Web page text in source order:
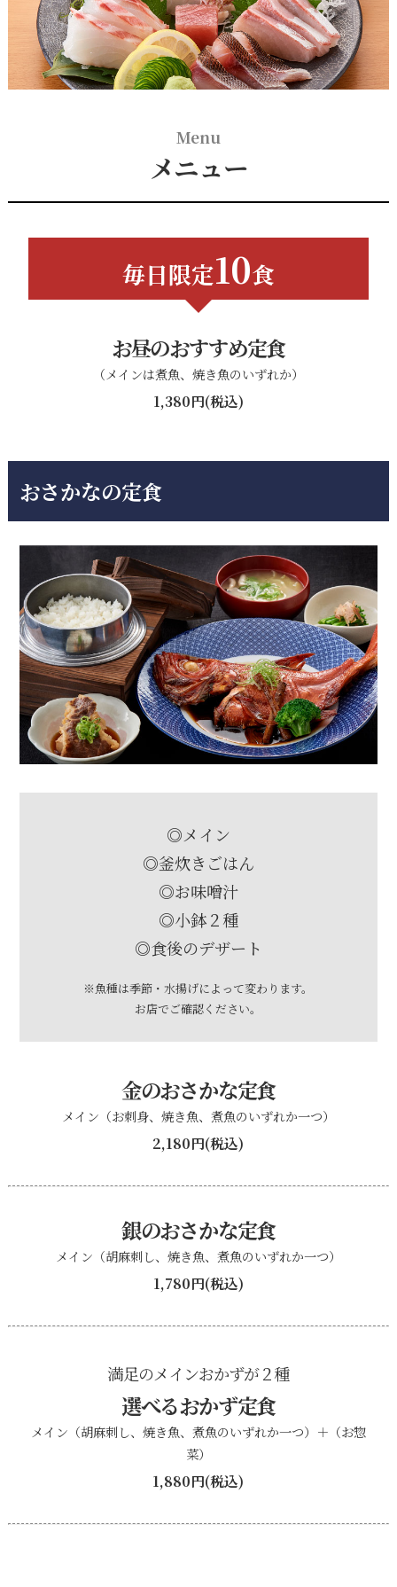
Menu
メニュー
毎日限定10食
お昼のおすすめ定食
（メインは煮魚、焼き魚のいずれか）
1,380円(税込)
おさかなの定食
◎メイン
◎釜炊きごはん
◎お味噌汁
◎小鉢２種
◎食後のデザート
※魚種は季節・水揚げによって変わります。
お店でご確認ください。
金のおさかな定食
メイン（お刺身、焼き魚、煮魚のいずれか一つ）
2,180円(税込)
銀のおさかな定食
メイン（胡麻刺し、焼き魚、煮魚のいずれか一つ）
1,780円(税込)
満足のメインおかずが２種
選べるおかず定食
メイン（胡麻刺し、焼き魚、煮魚のいずれか一つ）＋（お惣
菜）
1,880円(税込)